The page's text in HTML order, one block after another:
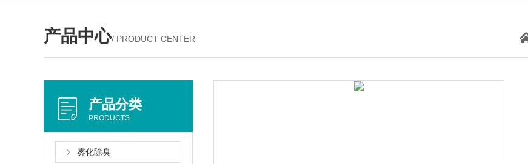
产品中心/ PRODUCT CENTER
产品分类
PRODUCTS
雾化除臭